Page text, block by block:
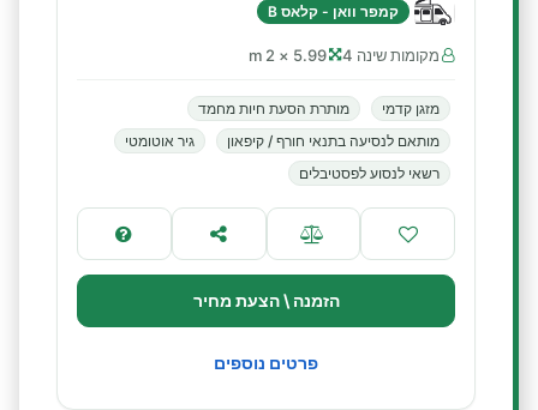
קמפר וואן - קלאס B
מקומות שינה 4 5.99 × 2 m
מזגן קדמי
מותרת הסעת חיות מחמד
מותאם לנסיעה בתנאי חורף / קיפאון
גיר אוטומטי
רשאי לנסוע לפסטיבלים
הזמנה \ הצעת מחיר
פרטים נוספים